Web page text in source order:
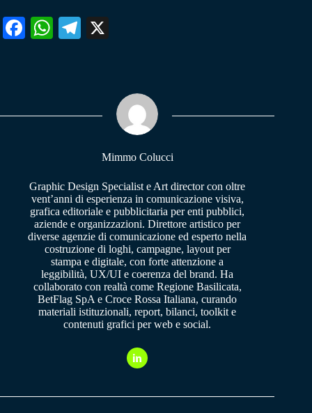
Fa W
pp
Te
m
Mimmo Colucci
Graphic Design Specialist e Art director con oltre
vent’anni di esperienza in comunicazione visiva,
grafica editoriale e pubblicitaria per enti pubblici,
aziende e organizzazioni. Direttore artistico per
diverse agenzie di comunicazione ed esperto nella
costruzione di loghi, campagne, layout per
stampa e digitale, con forte attenzione a
leggibilità, UX/UI e coerenza del brand. Ha
collaborato con realtà come Regione Basilicata,
BetFlag SpA e Croce Rossa Italiana, curando
materiali istituzionali, report, bilanci, toolkit e
contenuti grafici per web e social.